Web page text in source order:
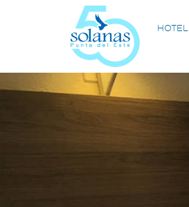
HOTEL